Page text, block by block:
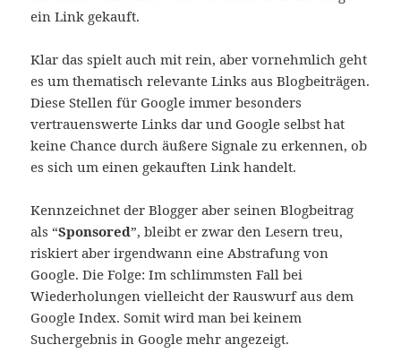
ein Link gekauft.
Klar das spielt auch mit rein, aber vornehmlich geht
es um thematisch relevante Links aus Blogbeiträgen.
Diese Stellen für Google immer besonders
vertrauenswerte Links dar und Google selbst hat
keine Chance durch äußere Signale zu erkennen, ob
es sich um einen gekauften Link handelt.
Kennzeichnet der Blogger aber seinen Blogbeitrag
als “Sponsored”, bleibt er zwar den Lesern treu,
riskiert aber irgendwann eine Abstrafung von
Google. Die Folge: Im schlimmsten Fall bei
Wiederholungen vielleicht der Rauswurf aus dem
Google Index. Somit wird man bei keinem
Suchergebnis in Google mehr angezeigt.